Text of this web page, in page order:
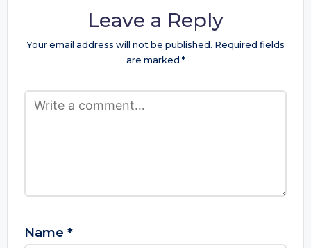
Leave a Reply
Your email address will not be published. Required fields
are marked *
Name *